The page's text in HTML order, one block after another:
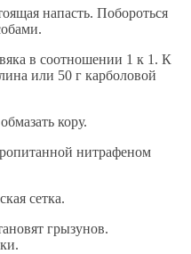
напасть. Побороться
в соотношении 1 к 1. К
или 50 г карболовой
кору.
нитрафеном
сетка.
грызунов.